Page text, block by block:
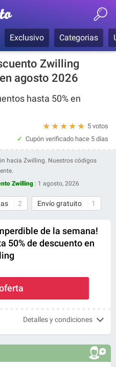
Exclusivo Categorias
Zwilling
agosto 2026
hasta 50% en
5 votos
★
★
★
★
★
Cupón verificado hace 5 días
hacia Zwilling. Nuestros códigos
Zwilling : 1 agosto, 2026
2 Envío gratuito 1
de la semana!
50% de descuento en
Detalles y condiciones